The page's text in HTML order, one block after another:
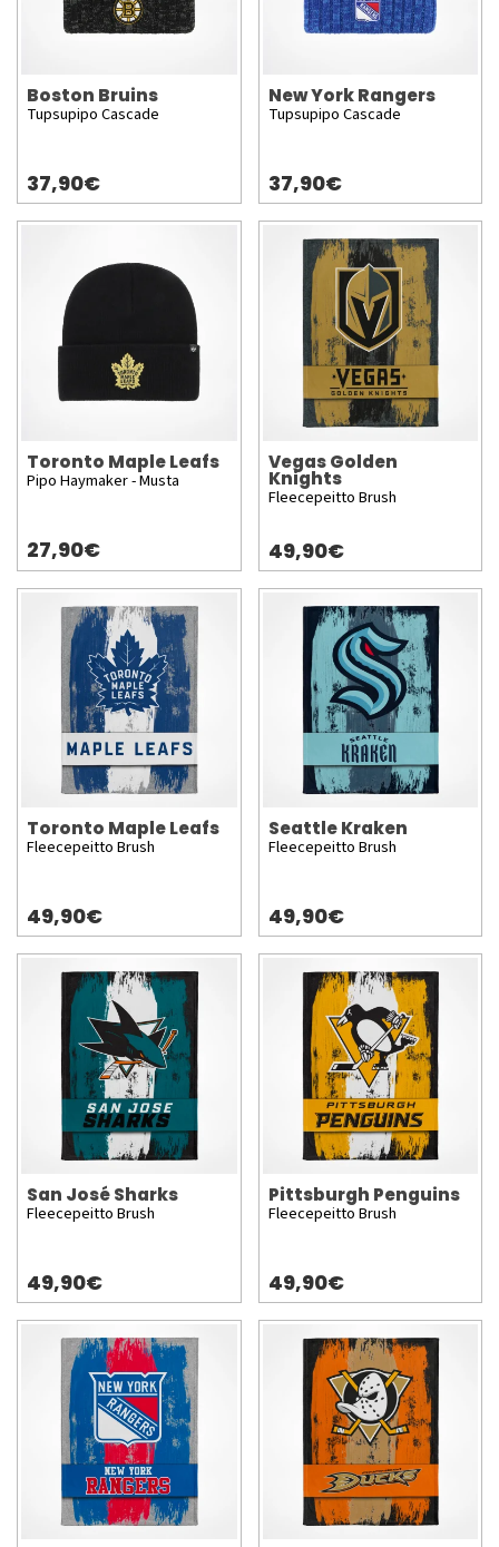
Boston Bruins
Tupsupipo Cascade
37,90€
New York Rangers
Tupsupipo Cascade
37,90€
Toronto Maple Leafs
Pipo Haymaker - Musta
27,90€
Vegas Golden
Knights
Fleecepeitto Brush
49,90€
Toronto Maple Leafs
Fleecepeitto Brush
49,90€
Seattle Kraken
Fleecepeitto Brush
49,90€
San José Sharks
Fleecepeitto Brush
49,90€
Pittsburgh Penguins
Fleecepeitto Brush
49,90€